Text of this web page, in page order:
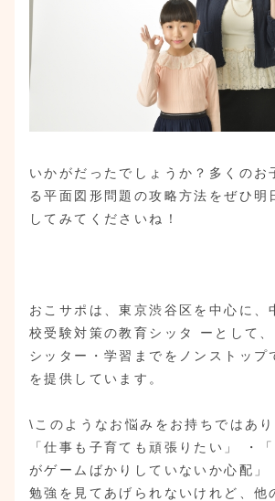
いかがだったでしょうか？多くのお
る平面図形問題の攻略方法をぜひ明
してみてくださいね！
おこサポは、東京渋谷区を中心に、
校受験対策の教育シッタ ーとして
シッター・学習までをノンストップ
を提供しています。
\このようなお悩みをお持ちではあ
「仕事も子育ても頑張りたい」 ・
がゲームばかりしていないか心配」
勉強を見てあげられないけれど、他